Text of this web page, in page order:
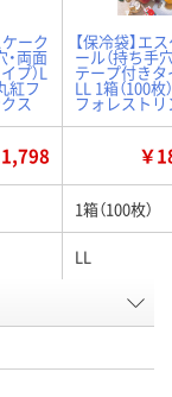
ケーク
・両面
プ）L
紅フ
ス
【保冷袋】エ
ール（持ち手
テープ付きタ
LL 1箱（100枚
フォレスト
￥
1箱（100枚）
LL
WN77310